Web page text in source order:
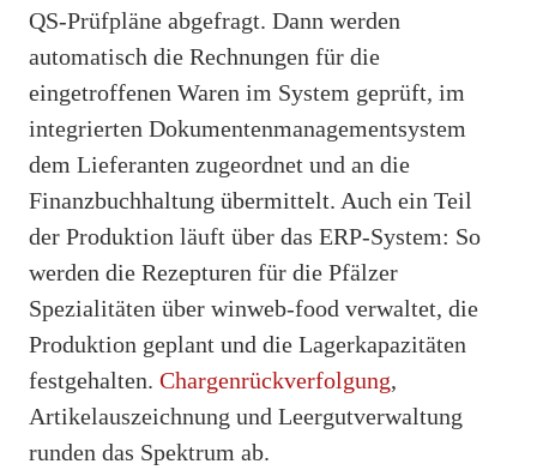
QS-Prüfpläne abgefragt. Dann werden
automatisch die Rechnungen für die
eingetroffenen Waren im System geprüft, im
integrierten Dokumentenmanagementsystem
dem Lieferanten zugeordnet und an die
Finanzbuchhaltung übermittelt. Auch ein Teil
der Produktion läuft über das ERP-System: So
werden die Rezepturen für die Pfälzer
Spezialitäten über winweb-food verwaltet, die
Produktion geplant und die Lagerkapazitäten
festgehalten. Chargenrückverfolgung,
Artikelauszeichnung und Leergutverwaltung
runden das Spektrum ab.